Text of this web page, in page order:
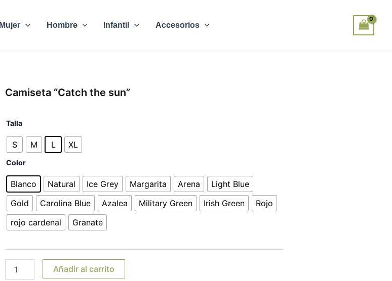
Mujer Hombre Infantil Accesorios
Camiseta “Catch the sun”
Talla
S M L XL
Color
Blanco Natural Ice Grey Margarita Arena
Light Blue
Gold
Carolina Blue Azalea Military Green Irish Green
Rojo
rojo cardenal
Granate
Camiseta
the
sun"
cantidad
Añadir al carrito